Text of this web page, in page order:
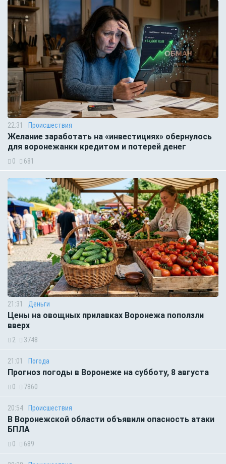
22:31 Происшествия
Желание заработать на «инвестициях» обернулось
для воронежанки кредитом и потерей денег
0 681
21:31 Деньги
Цены на овощных прилавках Воронежа поползли
вверх
2 3748
21:01 Погода
Прогноз погоды в Воронеже на субботу, 8 августа
0 7860
20:54 Происшествия
В Воронежской области объявили опасность атаки
БПЛА
0 689